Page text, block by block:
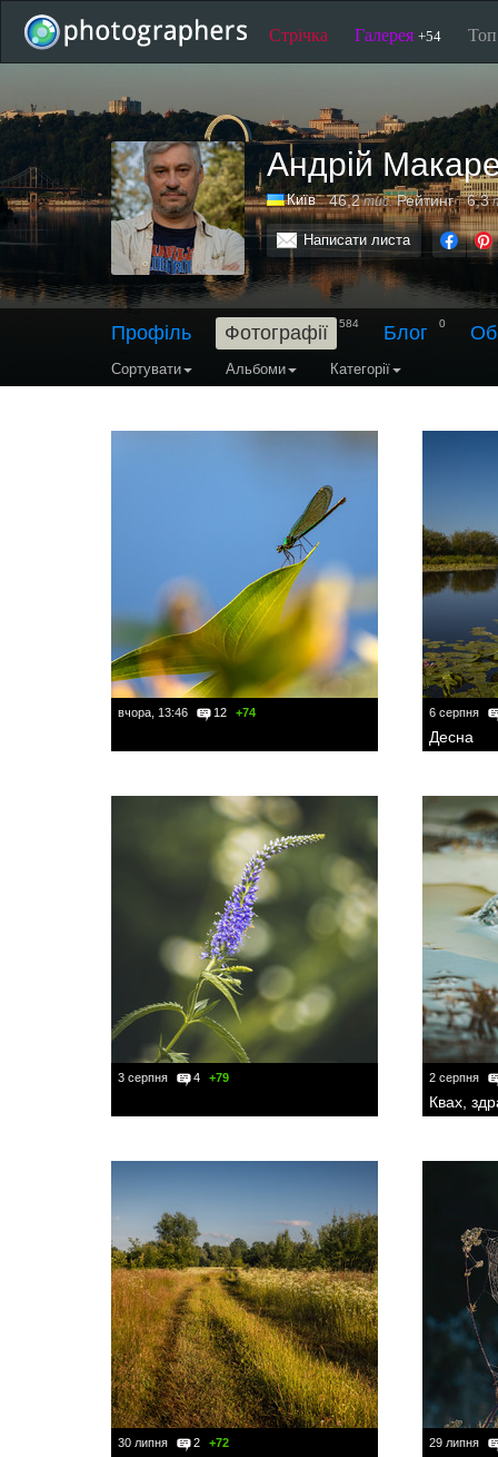
Стрічка Галерея +54
Андрій
Київ 46,2тис.Рейтинг 6,3
Написати листа
Профіль Фотографії 584 Блог 0
Сортувати Альбоми Категорії
вчора, 13:46 12 +74 6 серпня
Десна
3 серпня 4 +79 2 серпня
Квах,
30 липня 2 +72 29 липня